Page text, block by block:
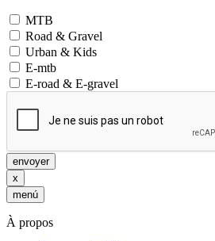
MTB
Road & Gravel
Urban & Kids
E-mtb
E-road & E-gravel
envoyer
x
menú
À propos